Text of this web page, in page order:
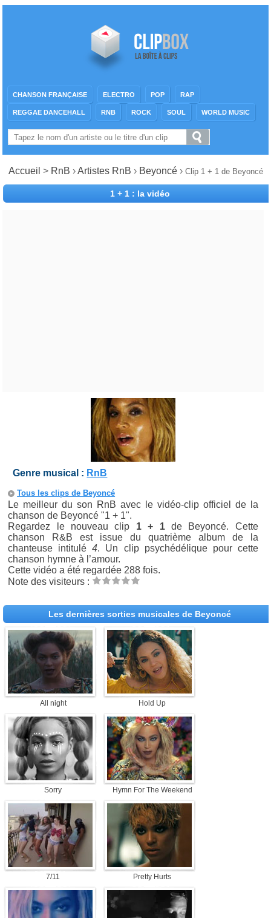
CHANSON FRANÇAISE ELECTRO POP RAP
REGGAE DANCEHALL RNB ROCK SOUL WORLD MUSIC
Accueil > RnB ›Artistes RnB › Beyoncé › Clip 1 + 1 de Beyoncé
1 + 1 : la vidéo
Genre musical : RnB
Tous les clips de Beyoncé
Le meilleur du son RnB avec le vidéo-clip officiel de la
chanson de Beyoncé "1 + 1".
Regardez le nouveau clip 1 + 1de Beyoncé. Cette
chanson R&B est issue du quatrième album de la
chanteuse intitulé4. Un clip psychédélique pour cette
chanson hymne à l’amour.
Cette vidéo a été regardée 288 fois.
Note des visiteurs :
Les dernières sorties musicales de Beyoncé
All night Hold Up
Sorry Hymn For The Weekend
7/11 Pretty Hurts